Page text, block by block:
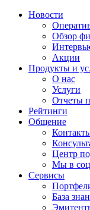
Новости
Обзор
Акции
Продукты и
О нас
Услуги
Отчеты
Рейтинги
Общение
Центр
Мы в
Сервисы
База